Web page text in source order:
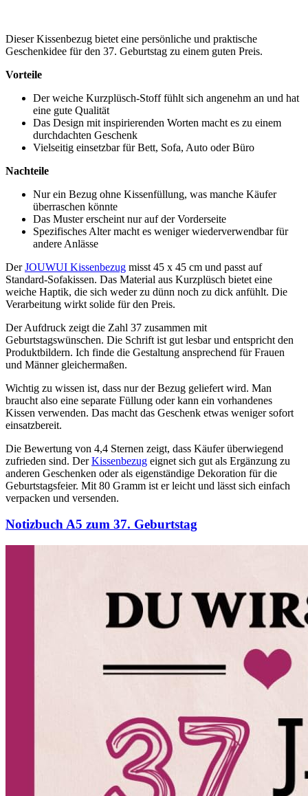
Dieser Kissenbezug bietet eine persönliche und praktische
Geschenkidee für den 37. Geburtstag zu einem guten Preis.
Vorteile
Der weiche Kurzplüsch-Stoff fühlt sich angenehm an und hat
eine gute Qualität
Das Design mit inspirierenden Worten macht es zu einem
durchdachten Geschenk
Vielseitig einsetzbar für Bett, Sofa, Auto oder Büro
Nachteile
Nur ein Bezug ohne Kissenfüllung, was manche Käufer
überraschen könnte
Das Muster erscheint nur auf der Vorderseite
Spezifisches Alter macht es weniger wiederverwendbar für
andere Anlässe
DerJOUWUI Kissenbezug misst 45 x 45 cm und passt auf
Standard-Sofakissen. Das Material aus Kurzplüsch bietet eine
weiche Haptik, die sich weder zu dünn noch zu dick anfühlt. Die
Verarbeitung wirkt solide für den Preis.
Der Aufdruck zeigt die Zahl 37 zusammen mit
Geburtstagswünschen. Die Schrift ist gut lesbar und entspricht den
Produktbildern. Ich finde die Gestaltung ansprechend für Frauen
und Männer gleichermaßen.
Wichtig zu wissen ist, dass nur der Bezug geliefert wird. Man
braucht also eine separate Füllung oder kann ein vorhandenes
Kissen verwenden. Das macht das Geschenk etwas weniger sofort
einsatzbereit.
Die Bewertung von 4,4 Sternen zeigt, dass Käufer überwiegend
zufrieden sind. DerKissenbezug eignet sich gut als Ergänzung zu
anderen Geschenken oder als eigenständige Dekoration für die
Geburtstagsfeier. Mit 80 Gramm ist er leicht und lässt sich einfach
verpacken und versenden.
Notizbuch A5 zum 37. Geburtstag